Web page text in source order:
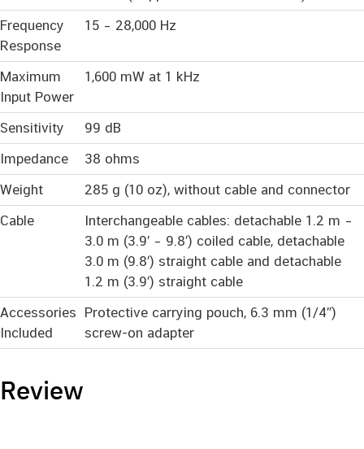
Frequency
Response
15 – 28,000 Hz
Maximum
Input Power
1,600 mW at 1 kHz
Sensitivity
99 dB
Impedance
38 ohms
Weight
285 g (10 oz), without cable and connector
Cable
Interchangeable cables: detachable 1.2 m –
3.0 m (3.9′ – 9.8′) coiled cable, detachable
3.0 m (9.8′) straight cable and detachable
1.2 m (3.9′) straight cable
Accessories
Included
Protective carrying pouch, 6.3 mm (1/4″)
screw-on adapter
Review